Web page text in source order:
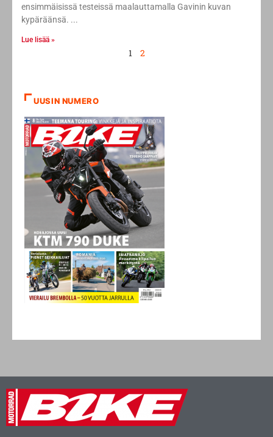
ensimmäisissä testeissä maalauttamalla Gavinin kuvan
kypäräänsä.
Lue lisää »
1 2
UUSIN NUMERO